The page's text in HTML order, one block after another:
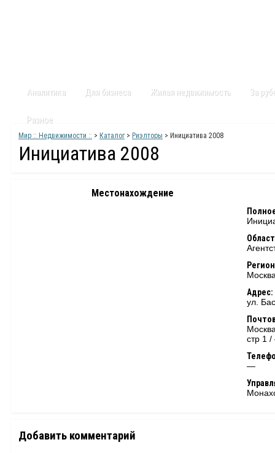
Аналитика Для бизнеса Жилая недвижимость За
Разное
Мир :: Недвижимости :: > Каталог> Риэлторы > Инициатива 2008
Инициатива 2008
Местонахождение
Адрес:
ул.
стр 1
—
Добавить комментарий